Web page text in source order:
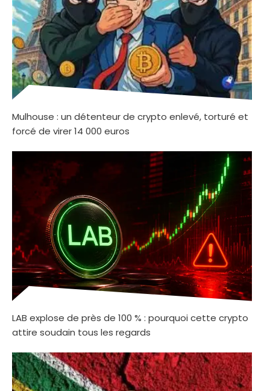
Mulhouse : un détenteur de crypto enlevé, torturé et
forcé de virer 14 000 euros
LAB explose de près de 100 % : pourquoi cette crypto
attire soudain tous les regards